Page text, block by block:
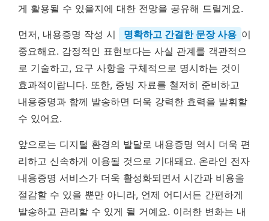
게 활용될 수 있을지에 대한 전망을 공유해 드릴게요.
먼저, 내용증명 작성 시 명확하고 간결한 문장 사용 이
중요해요. 감정적인 표현보다는 사실 관계를 객관적으
로 기술하고, 요구 사항을 구체적으로 명시하는 것이
효과적이랍니다. 또한, 증빙 자료를 철저히 준비하고
내용증명과 함께 발송하면 더욱 강력한 효력을 발휘할
수 있어요.
앞으로는 디지털 환경의 발달로 내용증명 역시 더욱 편
리하고 신속하게 이용될 것으로 기대돼요. 온라인 전자
내용증명 서비스가 더욱 활성화되면서 시간과 비용을
절감할 수 있을 뿐만 아니라, 언제 어디서든 간편하게
발송하고 관리할 수 있게 될 거예요. 이러한 변화는 내